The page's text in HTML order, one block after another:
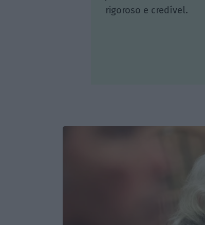
rigoroso e credível.